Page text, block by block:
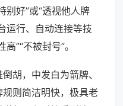
别好”或“透视他人牌
运行、自动连接等技
”“不被封号”。
胡，中发白为箭牌、
则简洁明快，极具老